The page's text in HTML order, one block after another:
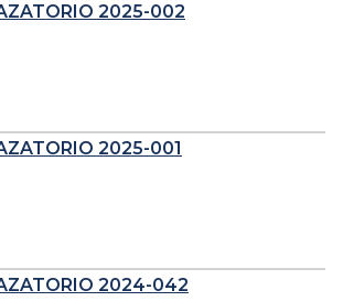
2025-002
2025-001
2024-042